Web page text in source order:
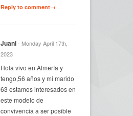
Reply to comment→
Juani- Monday April 17th,
2023
Hola vivo en Almería y
tengo,56 años y mi marido
63 estamos interesados en
este modelo de
convivencia a ser posible